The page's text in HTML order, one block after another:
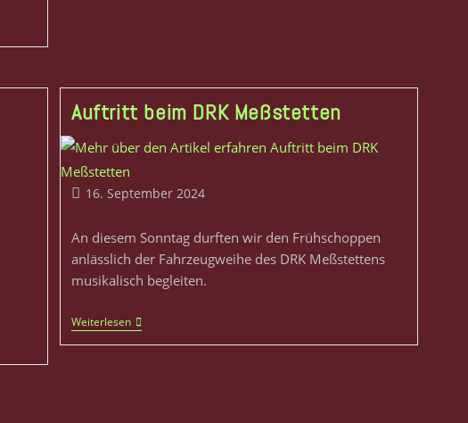
Auftritt beim DRK Meßstetten
16. September 2024
An diesem Sonntag durften wir den Frühschoppen
anlässlich der Fahrzeugweihe des DRK Meßstettens
musikalisch begleiten.
Weiterlesen